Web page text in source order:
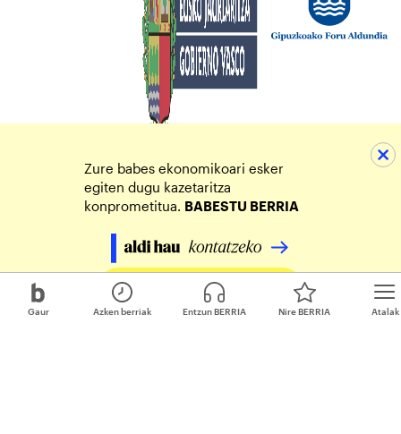
Gaur Atalak
Azken berriak Entzun BERRIA Nire BERRIA
Zure babes ekonomikoari esker
egiten dugu kazetaritza
konprometitua. BABESTU BERRIA
Egin zure ekarpena